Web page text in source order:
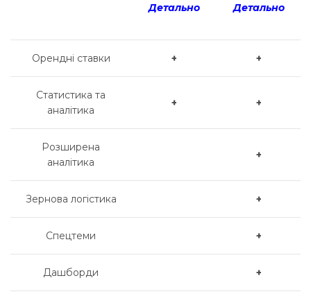
Детально Детально
Орендні ставки + +
Статистика та
аналітика
+ +
Розширена
аналітика
+
Зернова логістика +
Спецтеми +
Дашборди +